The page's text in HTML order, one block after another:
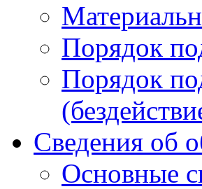
Порядок
Порядок
Сведения об
Основные